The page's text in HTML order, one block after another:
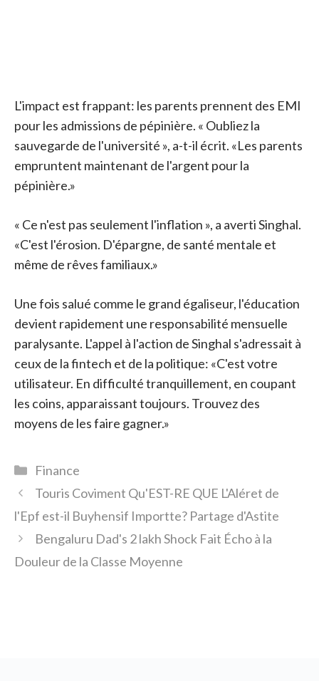
L'impact est frappant: les parents prennent des EMI
pour les admissions de pépinière. « Oubliez la
sauvegarde de l'université », a-t-il écrit. «Les parents
empruntent maintenant de l'argent pour la
pépinière.»
« Ce n'est pas seulement l'inflation », a averti Singhal.
«C'est l'érosion. D'épargne, de santé mentale et
même de rêves familiaux.»
Une fois salué comme le grand égaliseur, l'éducation
devient rapidement une responsabilité mensuelle
paralysante. L'appel à l'action de Singhal s'adressait à
ceux de la fintech et de la politique: «C'est votre
utilisateur. En difficulté tranquillement, en coupant
les coins, apparaissant toujours. Trouvez des
moyens de les faire gagner.»
Catégories
Finance
Touris Coviment Qu'EST-RE QUE L'Aléret de
l'Epf est-il Buyhensif Importte? Partage d'Astite
Bengaluru Dad's 2 lakh Shock Fait Écho à la
Douleur de la Classe Moyenne